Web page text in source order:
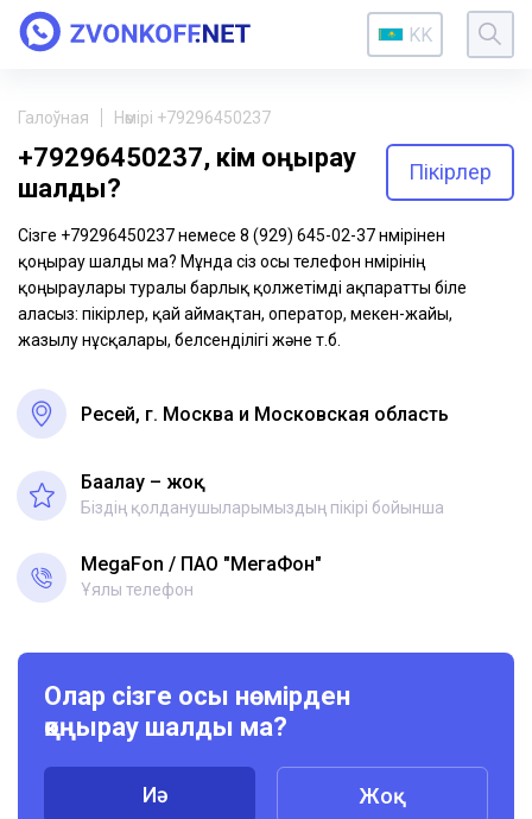
KK
Галоўная Нөмірі +79296450237
+79296450237, кім қоңырау
шалды?
Пікірлер
Сізге +79296450237 немесе 8 (929) 645-02-37 нөмірінен
қоңырау шалды ма? Мұнда сіз осы телефон нөмірінің
қоңыраулары туралы барлық қолжетімді ақпаратты біле
аласыз: пікірлер, қай аймақтан, оператор, мекен-жайы,
жазылу нұсқалары, белсенділігі және т.б.
Ресей, г. Москва и Московская область
Бағалау – жоқ
Біздің қолданушыларымыздың пікірі бойынша
MegaFon ПАО "МегаФон"
Ұялы телефон
Олар сізге осы нөмірден
қоңырау шалды ма?
Иә Жоқ